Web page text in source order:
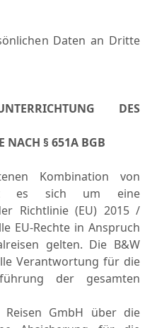
Daten an Dritte
DES
NACH § 651A BGB
Kombination von
es sich um eine
Richtlinie (EU) 2015 /
EU-Rechte in Anspruch
gelten. Die B&W
Verantwortung für die
der gesamten
GmbH über die